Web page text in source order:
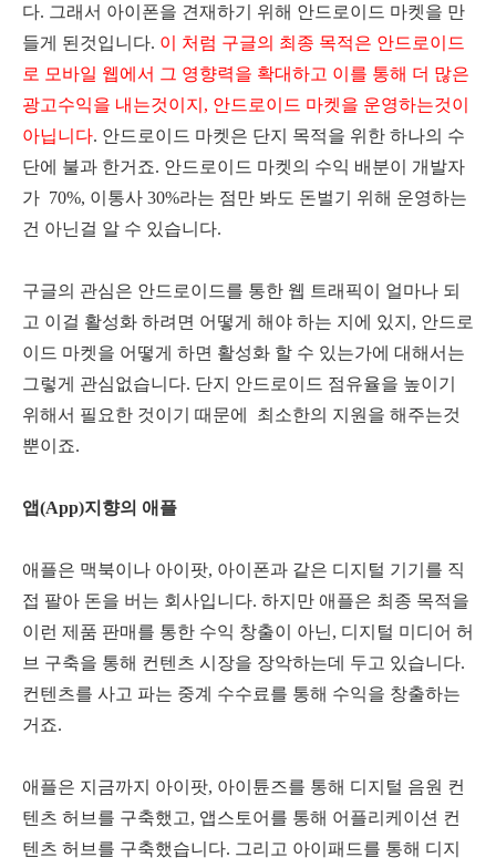
다. 그래서 아이폰을 견재하기 위해 안드로이드 마켓을 만
들게 된것입니다. 이 처럼 구글의 최종 목적은 안드로이드
로 모바일 웹에서 그 영향력을 확대하고 이를 통해 더 많은
광고수익을 내는것이지, 안드로이드 마켓을 운영하는것이
아닙니다. 안드로이드 마켓은 단지 목적을 위한 하나의 수
단에 불과 한거죠. 안드로이드 마켓의 수익 배분이 개발자
가 70%, 이통사 30%라는 점만 봐도 돈벌기 위해 운영하는
건 아닌걸 알 수 있습니다.
구글의 관심은 안드로이드를 통한 웹 트래픽이 얼마나 되
고 이걸 활성화 하려면 어떻게 해야 하는 지에 있지, 안드로
이드 마켓을 어떻게 하면 활성화 할 수 있는가에 대해서는
그렇게 관심없습니다. 단지 안드로이드 점유율을 높이기
위해서 필요한 것이기 때문에 최소한의 지원을 해주는것
뿐이죠.
앱(App)지향의 애플
애플은 맥북이나 아이팟, 아이폰과 같은 디지털 기기를 직
접 팔아 돈을 버는 회사입니다. 하지만 애플은 최종 목적을
이런 제품 판매를 통한 수익 창출이 아닌, 디지털 미디어 허
브 구축을 통해 컨텐츠 시장을 장악하는데 두고 있습니다.
컨텐츠를 사고 파는 중계 수수료를 통해 수익을 창출하는
거죠.
애플은 지금까지 아이팟, 아이튠즈를 통해 디지털 음원 컨
텐츠 허브를 구축했고, 앱스토어를 통해 어플리케이션 컨
텐츠 허브를 구축했습니다. 그리고 아이패드를 통해 디지